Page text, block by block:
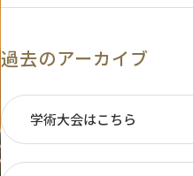
過去のアーカイブ
学術大会はこちら